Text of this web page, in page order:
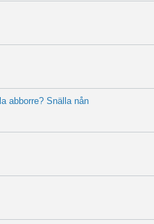
abborre? Snälla nån